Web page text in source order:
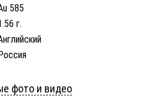
585
г.
фото и видео